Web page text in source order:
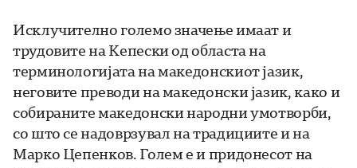
Исклучително големо значење имаат и
трудовите на Кепески од областа на
терминологијата на македонскиот јазик,
неговите преводи на македонски јазик, како и
собираните македонски народни умотворби,
со што се надоврзувал на традициите и на
Марко Цепенков. Голем е и придонесот на